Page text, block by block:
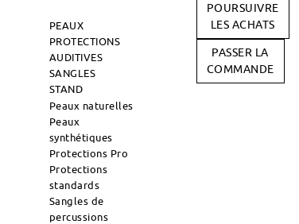
PEAUX
PROTECTIONS
AUDITIVES
SANGLES
STAND
Peaux naturelles
Peaux
synthétiques
Protections Pro
Protections
standards
Sangles de
percussions
POURSUIVRE
LES ACHATS
PASSER LA
COMMANDE